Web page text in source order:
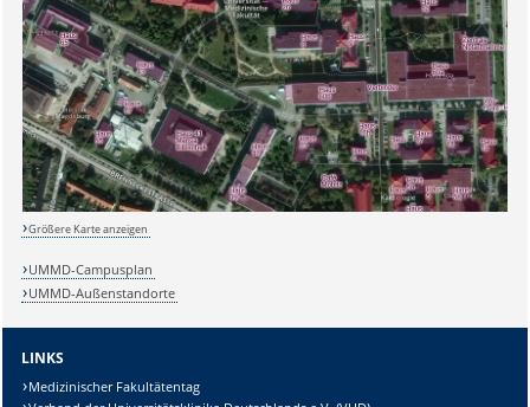
Sicherheitsabfrage:
Lösung:
Größere Karte anzeigen
UMMD-Campusplan
UMMD-Außenstandorte
LINKS
Medizinischer Fakultätentag